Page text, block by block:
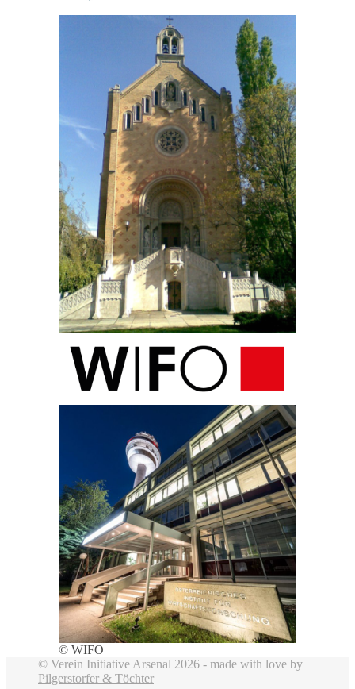
© WIFO
© Verein Initiative Arsenal 2026 - made with love by
Pilgerstorfer & Töchter